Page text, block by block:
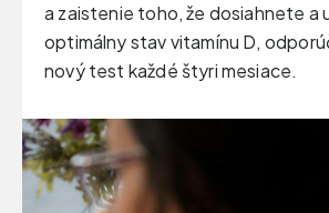
a zaistenie toho, že dosiahnete a
optimálny stav vitamínu D,
nový test každé štyri mesiace.